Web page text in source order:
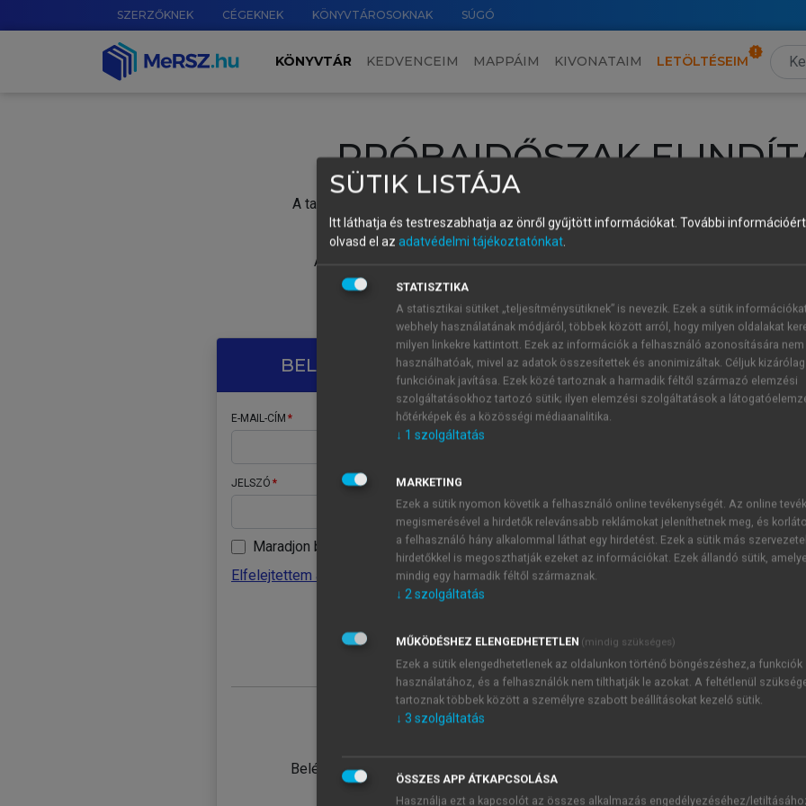
SZERZŐKNEK CÉGEKNEK KÖNYVTÁROSOKNAK SÚGÓ
KÖNYVTÁR KEDVENCEIM MAPPÁIM KIVONATAIM LETÖLTÉSEIM
PRÓBAIDŐSZAK
A tartalom megtekintéséhez lépj be a saját fiókoddal, iskolai azonosítóddal vagy
Új felhasználóként1 óra díjmentes hozzáférésrevagy
A próbaidőszak elindításához,
vagy hozz
A regisztráció után a
BELÉPÉS SAJÁT FIÓKKAL
E-MAIL-CÍM
JELSZÓ
Maradjon belépve
Elfelejtettem a jelszavamat
Belépés intézményi azonosítóval
ÚJ FIÓK
1 óra
JELSZÓ
Kérek értesítést a MeRSZ
Kérek értesítést az
SÜTIK LISTÁJA
Itt láthatja és testreszabhatja az önről gyűjtött információkat. További
olvasd el az adatvédelmi tájékoztatónkat.
STATISZTIKA
A statisztikai sütiket „teljesítménysütiknek” is nevezik. Ezek a sütik
webhely használatának módjáról, többek között arról, hogy milyen oldalakat
milyen linkekre kattintott. Ezek az információk a felhasználó azonosítására nem
használhatóak, mivel az adatok összesítettek és anonimizáltak. Céljuk
funkcióinak javítása. Ezek közé tartoznak a harmadik féltől származó elemzési
szolgáltatásokhoz tartozó sütik; ilyen elemzési szolgáltatások a
hőtérképek és a közösségi médiaanalitika.
↓ 1 szolgáltatás
MARKETING
Ezek a sütik nyomon követik a felhasználó online tevékenységét. Az online
megismerésével a hirdetők relevánsabb reklámokat jeleníthetnek meg, és
a felhasználó hány alkalommal láthat egy hirdetést. Ezek a sütik más
hirdetőkkel is megoszthatják ezeket az információkat. Ezek állandó sütik,
mindig egy harmadik féltől származnak.
↓ 2szolgáltatás
MŰKÖDÉSHEZ ELENGEDHETETLEN (mindig szükséges)
Ezek a sütik elengedhetetlenek az oldalunkon történő böngészéshez,a funkciók
használatához, és a felhasználók nem tilthatják le azokat. A feltétlenül
tartoznak többek között a személyre szabott beállításokat kezelő sütik.
↓ 3 szolgáltatás
ÖSSZES APP ÁTKAPCSOLÁSA
Használja ezt a kapcsolót az összes alkalmazás engedélyezéséhez/